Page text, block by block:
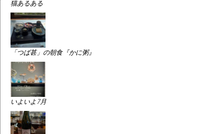
猫あるある
「つば甚」の朝食『かに粥』
いよいよ7月